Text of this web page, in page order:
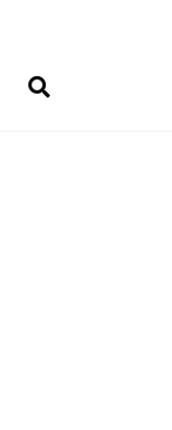
springen
springen